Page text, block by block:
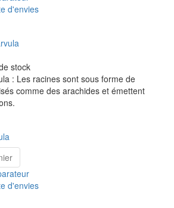
d'envies
stock
: Les racines sont sous forme de
comme des arachides et émettent
d'envies